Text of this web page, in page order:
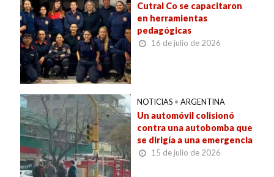
Cutral Co se capacitaron
en herramientas
pedagógicas
16 de julio de 2026
NOTICIAS • ARGENTINA
Un automóvil colisionó
contra una autobomba que
se dirigía a una emergencia
15 de julio de 2026